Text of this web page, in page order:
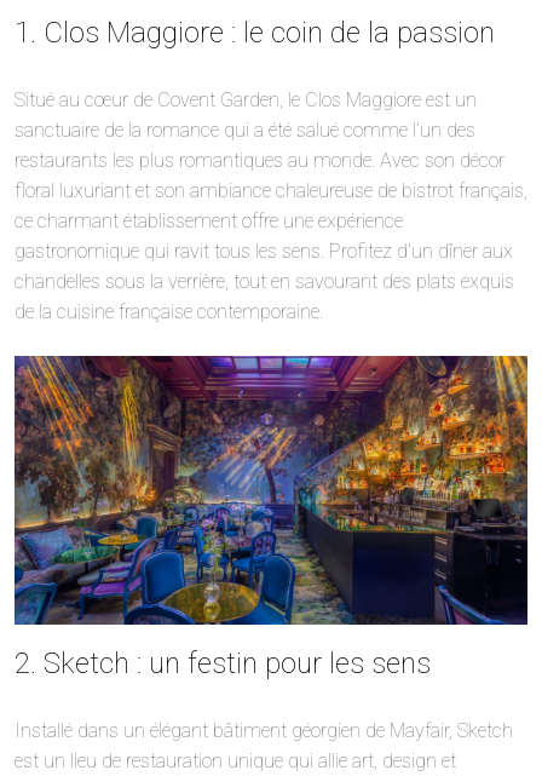
1. Clos Maggiore : le coin de la passion
Situé au cœur de Covent Garden, le Clos Maggiore est un
sanctuaire de la romance qui a été salué comme l’un des
restaurants les plus romantiques au monde. Avec son décor
floral luxuriant et son ambiance chaleureuse de bistrot français,
ce charmant établissement offre une expérience
gastronomique qui ravit tous les sens. Profitez d’un dîner aux
chandelles sous la verrière, tout en savourant des plats exquis
de la cuisine française contemporaine.
2. Sketch : un festin pour les sens
Installé dans un élégant bâtiment géorgien de Mayfair, Sketch
est un lieu de restauration unique qui allie art, design et